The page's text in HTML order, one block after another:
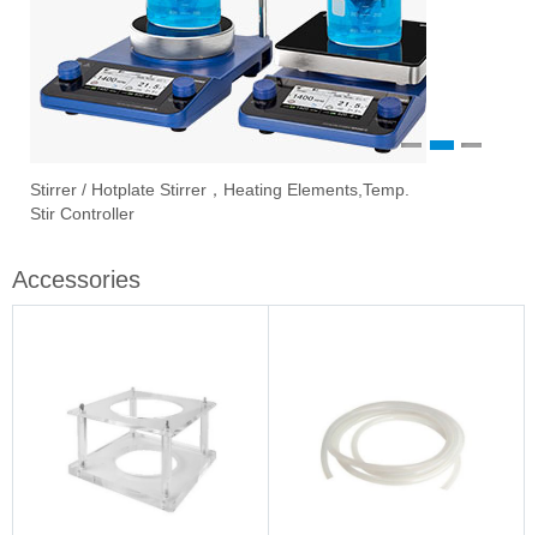
Stirrer / Hotplate Stirrer，Heating Elements,Temp.
Stir Controller
1 2
Accessories